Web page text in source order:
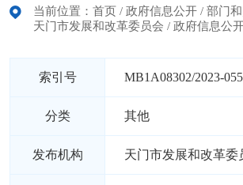
当前位置： 首页 / 政府信息公开 / 部门
天门市发展和改革委员会 / 政府信息公
索引号 MB1A08302/2023-
分类 其他
发布机构 天门市发展和改革委